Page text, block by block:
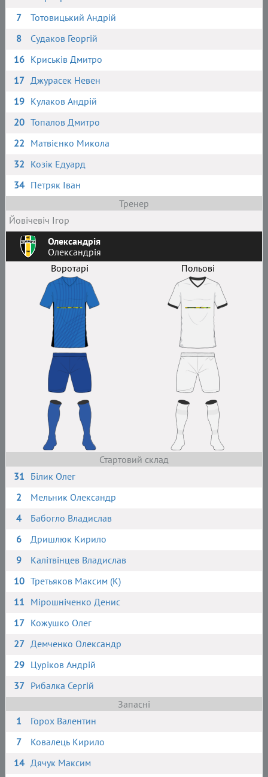
7
Тотовицький Андрій
8
Судаков Георгій
16 Криськів Дмитро
17 Джурасек Невен
19 Кулаков Андрій
20 Топалов Дмитро
22 Матвієнко Микола
32 Козік Едуард
34 Петряк Іван
Тренер
Йовічевіч Ігор
Олександрія
Олександрія
Воротарі
Польові
Стартовий склад
31 Білик Олег
2
Мельник Олександр
4
Бабогло Владислав
6
Дришлюк Кирило
9
Калітвінцев Владислав
10 Третьяков Максим (К)
11 Мірошніченко Денис
17 Кожушко Олег
27 Демченко Олександр
29 Цуріков Андрій
37 Рибалка Сергій
Запасні
1
Горох Валентин
7
Ковалець Кирило
14 Дячук Максим